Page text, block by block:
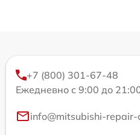
+7 (800) 301-67-48
Ежедневно с 9:00 до
info@mitsubishi-repair-